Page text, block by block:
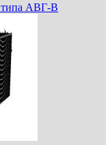
типа АВГ-В